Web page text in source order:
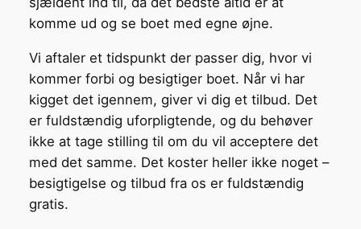
komme ud og se boet med egne øjne.
Vi aftaler et tidspunkt der passer dig, hvor vi
kommer forbi og besigtiger boet. Når vi har
kigget det igennem, giver vi dig et tilbud. Det
er fuldstændig uforpligtende, og du behøver
ikke at tage stilling til om du vil acceptere det
med det samme. Det koster heller ikke noget –
besigtigelse og tilbud fra os er fuldstændig
gratis.